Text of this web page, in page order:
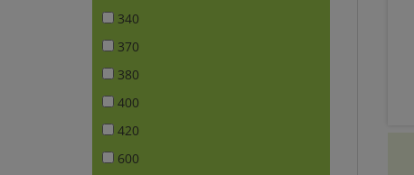
340
370
380
400
420
600